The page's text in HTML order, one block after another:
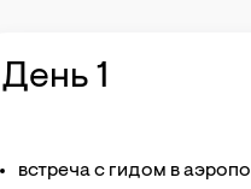
День 1
встреча с гидом в